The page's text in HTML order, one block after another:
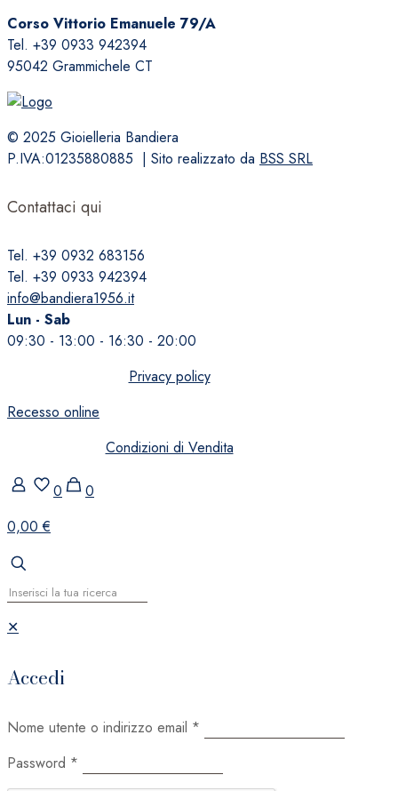
scelte
nella
pagina
Corso Vittorio Emanuele 79/A
Tel. +39 0933 942394
95042 Grammichele CT
© 2025 Gioielleria Bandiera
P.IVA:01235880885 | Sito realizzato da BSS SRL
Contattaci qui
Tel. +39 0932 683156
Tel. +39 0933 942394
info@bandiera1956.it
Lun - Sab
09:30 - 13:00 - 16:30 - 20:00
Privacy policy
Recesso online
Condizioni di Vendita
0
0
0,00 €
✕
Accedi
Nome utente o indirizzo email *
Password *